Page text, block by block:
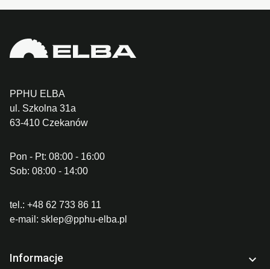
PPHU ELBA
ul. Szkolna 31a
63-410 Czekanów
Pon - Pt: 08:00 - 16:00
Sob: 08:00 - 14:00
tel.: +48 62 733 86 11
e-mail: sklep@pphu-elba.pl
Informacje 